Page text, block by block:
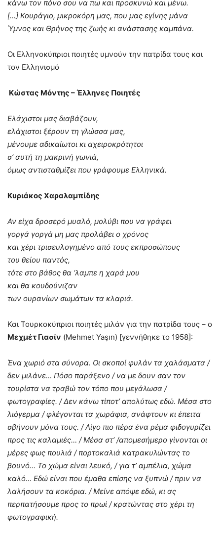
κάνω τον πόνο σου να πω και προσκυνώ και μένω.
[…] Κουράγιο, μικροκόρη μας, που μας εγίνης μάνα
Ύμνος και Θρήνος της ζωής κι ανάστασης καμπάνα.
Οι Ελληνοκύπριοι ποιητές υμνούν την πατρίδα τους και
τον Ελληνισμό
Κώστας Μόντης – Έλληνες Ποιητές
Ελάχιστοι μας διαβάζουν,
ελάχιστοι ξέρουν τη γλώσσα μας,
μένουμε αδικαίωτοι κι αχειροκρότητοι
σ’ αυτή τη μακρινή γωνιά,
όμως αντισταθμίζει που γράφουμε Ελληνικά.
Κυριάκος Χαραλαμπίδης
Αν είχα δροσερό μυαλό, μολύβι που να γράφει
γοργά γοργά μη μας προλάβει ο χρόνος
και χέρι τρισευλογημένο από τους εκπροσώπους
του θείου παντός,
τότε στο βάθος θα ‘λαμπε η χαρά μου
και θα κουδούνιζαν
των ουρανίων σωμάτων τα κλαριά.
Και Τουρκοκύπριοι ποιητές μιλάν για την πατρίδα τους – ο
Μεχμέτ Γιασίν (Mehmet Yaşın) [γεννήθηκε το 1958]:
Ένα χωριό στα σύνορα. Οι σκοποί φυλάν τα χαλάσματα /
δεν μιλάνε… Πόσο παράξενο / να με δουν σαν τον
τουρίστα να τραβώ τον τόπο που μεγάλωσα /
φωτογραφίες. / Δεν κάνω τίποτ’ απολύτως εδώ. Μέσα στο
λιόγερμα / φλέγονται τα χωράφια, ανάφτουν κι έπειτα
σβήνουν μόνα τους. / Λίγο πιο πέρα ένα ρέμα φιδογυρίζει
προς τις καλαμιές… / Μέσα στ’ /απομεσήμερο γίνονται οι
μέρες φως πουλιά / πορτοκαλιά κατρακυλώντας το
βουνό… Το χώμα είναι λευκό, / για τ’ αμπέλια, χώμα
καλό… Εδώ είναι που έμαθα επίσης να ξυπνώ / πριν να
λαλήσουν τα κοκόρια. / Μείνε απόψε εδώ, κι ας
περπατήσουμε προς το πρωί / κρατώντας στο χέρι τη
φωτογραφική.